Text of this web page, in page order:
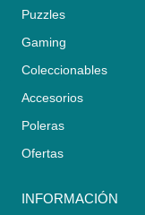
Puzzles
Gaming
Coleccionables
Accesorios
Poleras
Ofertas
INFORMACIÓN